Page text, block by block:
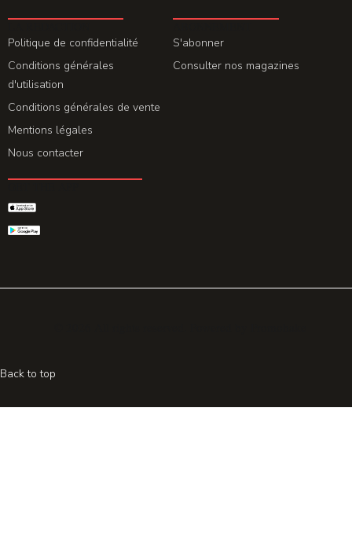
Politique de confidentialité
Conditions générales
d'utilisation
Conditions générales de vente
Mentions légales
Nous contacter
S'abonner
Consulter nos magazines
Back to top